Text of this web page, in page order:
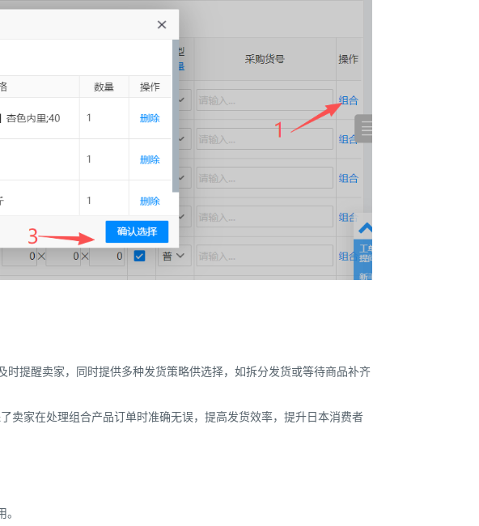
提醒卖家，同时提供多种发货策略供选择，如拆分发货或等待商品补齐
卖家在处理组合产品订单时准确无误，提高发货效率，提升日本消费者